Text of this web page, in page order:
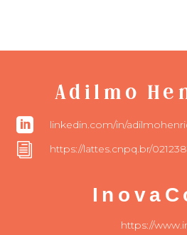
Adilmo
 linkedin.com/in/
i https://lattes.cnpq.br/
https://